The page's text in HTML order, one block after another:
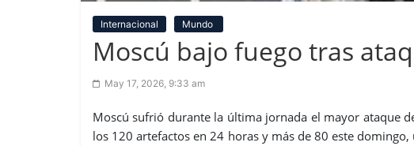
Internacional Mundo
Moscú bajo fuego tras
May 17, 2026, 9:33 am
Moscú sufrió durante la última jornada el mayor ataque
los 120 artefactos en 24 horas y más de 80 este